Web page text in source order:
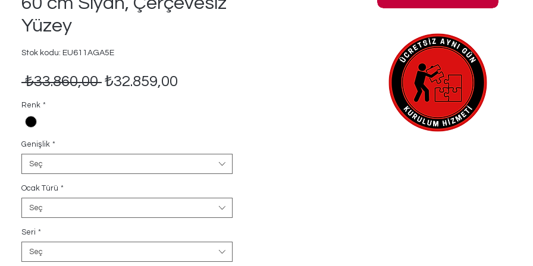
Yüzey
Stok kodu: EU611AGA5E
₺33.860,00 Normal
₺32.859,00
Renk *
Genişlik *
Seç
Ocak Türü *
Seç
Seri *
Seç